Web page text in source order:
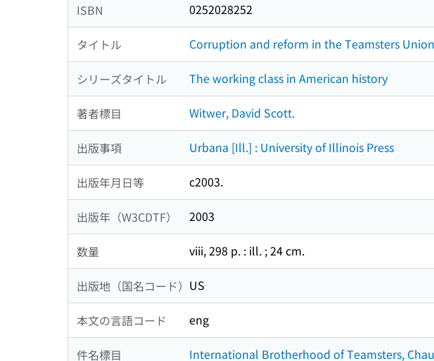
ISBN 0252028252
タイトル Corruption and reform in the Teamsters
シリーズタイトル The working class in American history
著者標目 Witwer, David Scott.
出版事項 Urbana [Ill.] : University of Illinois Press
出版年月日等 c2003.
出版年（W3CDTF） 2003
数量 viii, 298 p. : ill. ; 24 cm.
出版地（国名コード） US
本文の言語コード eng
件名標目
International Brotherhood of Teamsters,